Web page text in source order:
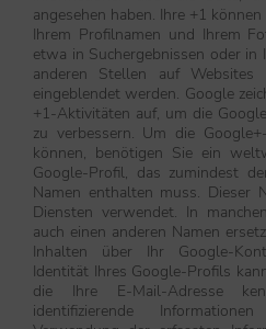
angesehen haben. Ihre +1
Ihrem Profilnamen und Ihrem
etwa in Suchergebnissen oder in
anderen Stellen auf
eingeblendet werden. Google
+1-Aktivitäten auf, um die
zu verbessern. Um die
können, benötigen Sie ein
Google-Profil, das zumindest
Namen enthalten muss. Dieser
Diensten verwendet. In
auch einen anderen Namen
Inhalten über Ihr Google-
Identität Ihres Google-Profils
die Ihre E-Mail-Adresse
identifizierende